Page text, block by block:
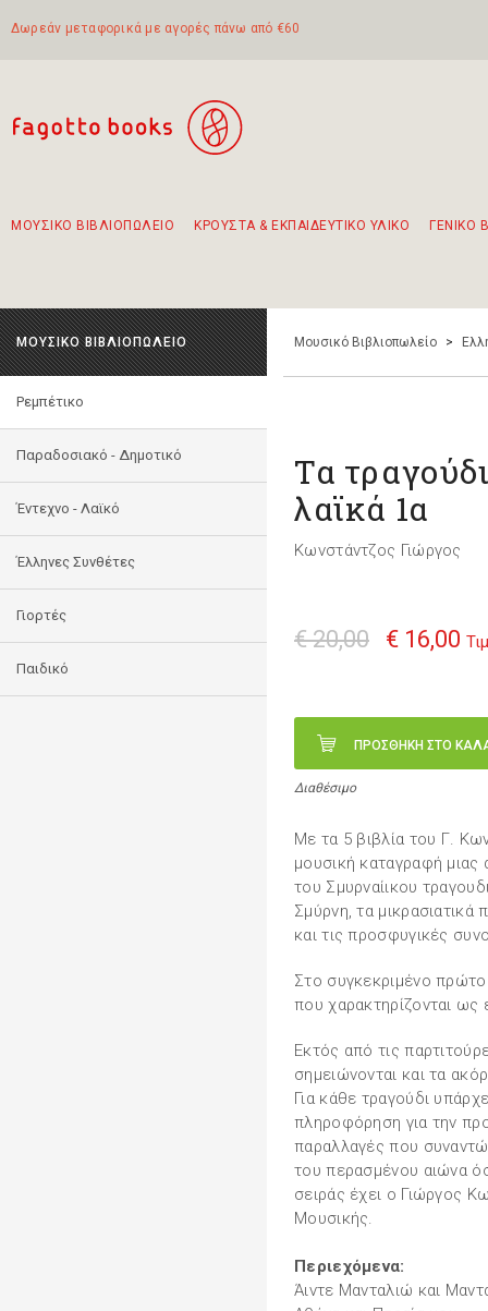
Δωρεάν μεταφορικά με αγορές πάνω από €60
ΜΟΥΣΙΚΟ ΒΙΒΛΙΟΠΩΛΕΙΟ ΚΡΟΥΣΤΑ & ΕΚΠΑΙΔΕΥΤΙΚΟ ΥΛΙΚΟ ΓΕΝΙΚΟ
ΜΟΥΣΙΚΟ ΒΙΒΛΙΟΠΩΛΕΙΟ
Ρεμπέτικο
Παραδοσιακό - Δημοτικό
Έντεχνο - Λαϊκό
Έλληνες Συνθέτες
Γιορτές
Παιδικό
Μουσικό Βιβλιοπωλείο >
Τα
λαϊκά 1α
Κωνστάντζος Γιώργος
€ 20,00 € 16,00
ΠΡΟΣΘΗΚΗ ΣΤΟ
Διαθέσιμο
Με τα 5 βιβλία του Γ.
μουσική καταγραφή μιας
του Σμυρναίικου
Σμύρνη, τα
και τις προσφυγικές
Στο συγκεκριμένο
που χαρακτηρίζονται ως
Εκτός από τις
σημειώνονται και τα
Για κάθε τραγούδι
πληροφόρηση για την
παραλλαγές που
του περασμένου αιώνα
σειράς έχει ο Γιώργος
Μουσικής.
Περιεχόμενα:
Άιντε Μανταλιώ και